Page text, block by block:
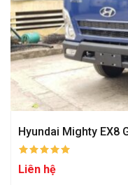
Hyundai Mighty EX8
Liên hệ